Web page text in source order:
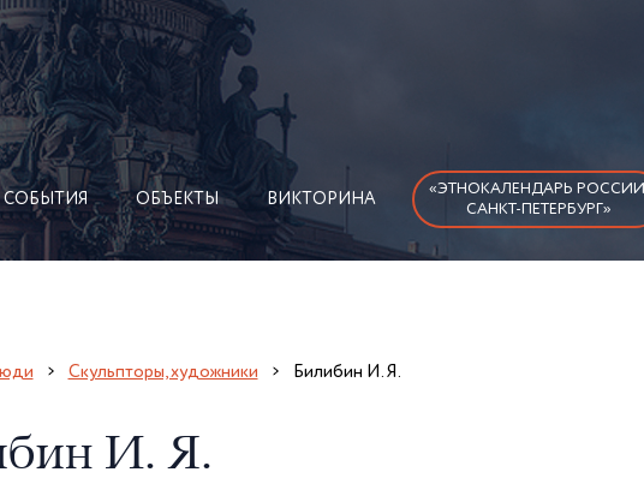
СОБЫТИЯ ОБЪЕКТЫ ВИКТОРИНА
«ЭТНОКАЛЕНДАРЬ РОССИИ.
САНКТ-ПЕТЕРБУРГ»
Скульпторы, художники Билибин И. Я.
И. Я.